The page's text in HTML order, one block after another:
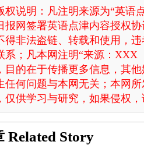
权说明：凡注明来源为“英语
报网签署英语点津内容授权
得非法盗链、转载和使用，
系；凡本网注明“来源：
目的在于传播更多信息，其
任何问题与本网无关；本网
仅供学习与研究，如果侵权
Related Story